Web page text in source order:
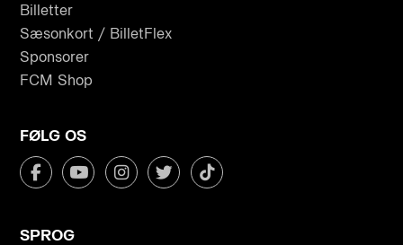
Billetter
Sæsonkort / BilletFlex
Sponsorer
FCM Shop
FØLG OS
SPROG